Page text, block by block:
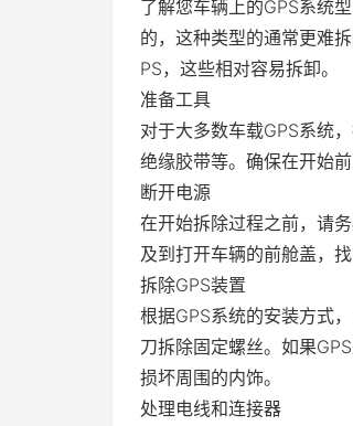
了解您车辆上的GPS系统
的，这种类型的通常更难
PS，这些相对容易拆卸。
准备工具
对于大多数车载GPS系统
绝缘胶带等。确保在开始
断开电源
在开始拆除过程之前，请
及到打开车辆的前舱盖，
拆除GPS装置
根据GPS系统的安装方式
刀拆除固定螺丝。如果
损坏周围的内饰。
处理电线和连接器